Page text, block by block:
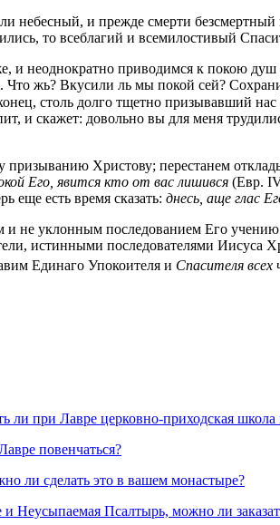
небесный, и прежде смерти
то всеблагий и всемилостивый
и неоднократно приводимся к покою
жь? Вкусили ль мы покой сей?
столь долго тщетно призывавший
и скажет: довольно вы для меня
Христову; перестанем
Его, явится кто от вас лишився (Евр.
еще есть время сказать: днесь, аще глас
и не уклонным последованием Его
истинными последователями Иисуса
Единаго Упокоителя и Спасителя всех
ли при Лавре церковно-приходская
повенчаться?
ли сделать это в вашем монастыре?
Неусыпаемая Псалтырь, можно ли